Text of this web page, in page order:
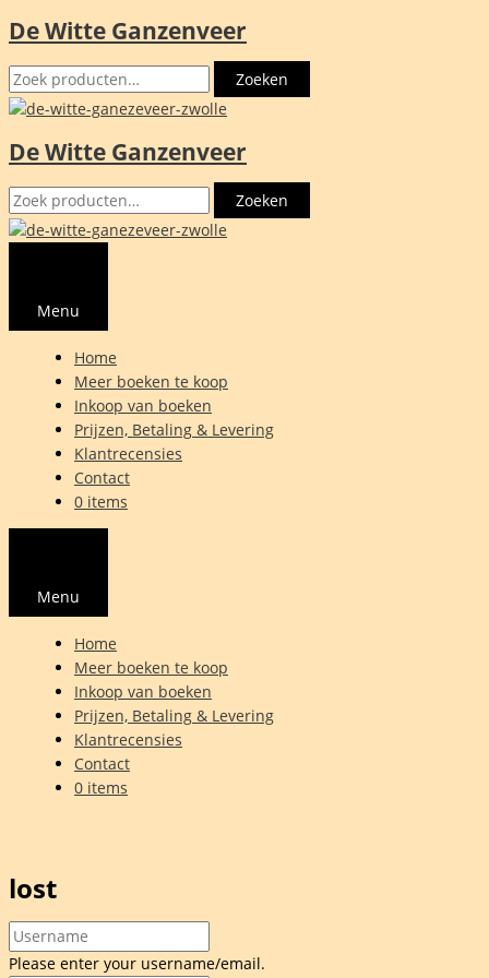
Ga
de
inhoud
De Witte Ganzenveer
Zoeken
naar:
Zoeken
De Witte Ganzenveer
Zoeken
naar:
Zoeken
Menu
Home
Meer boeken te koop
Inkoop van boeken
Prijzen, Betaling & Levering
Klantrecensies
Contact
0 items
Menu
Home
Meer boeken te koop
Inkoop van boeken
Prijzen, Betaling & Levering
Klantrecensies
Contact
0 items
lost
Please enter your username/email.